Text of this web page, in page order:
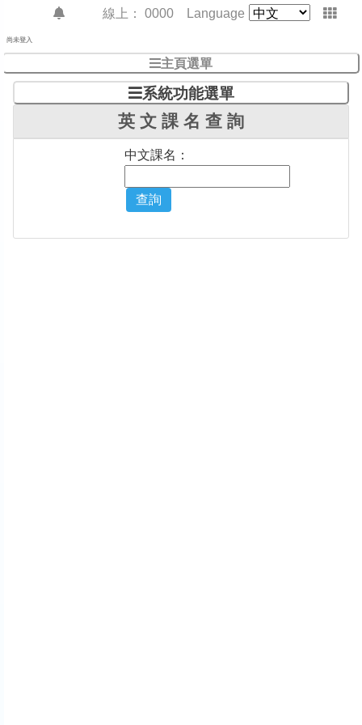
尚未登入
主頁選單
Language
線上： 0000
系統功能選單
英 文 課 名 查 詢
中文課名：